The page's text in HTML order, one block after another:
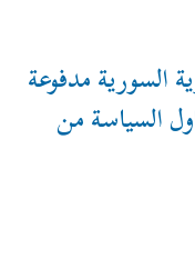
السورية مدفوعة
السياسة من